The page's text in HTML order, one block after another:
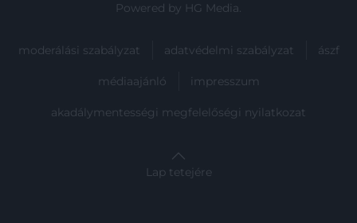
Powered by HG Media.
moderálási szabályzat adatvédelmi szabályzat ászf
médiaajánló impresszum
akadálymentességi megfelelőségi nyilatkozat
Lap tetejére